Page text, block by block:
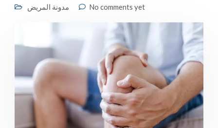
مدونة المريض
No comments yet